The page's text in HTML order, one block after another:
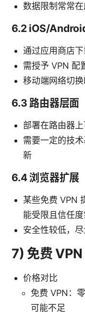
数据限制常常
6.2 iOS/
通过应用商店
需授予 VPN 配
移动端网络切
6.3 路由器层面
部署在路由器
需要一定的技
新
6.4 浏览器扩展
某些免费 VPN
能受限且信任
安全性较低，
7) 免费
价格对比
免费 VPN：
可能不足